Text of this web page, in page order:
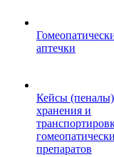
аптечки
Кейсы
хранения и
препаратов